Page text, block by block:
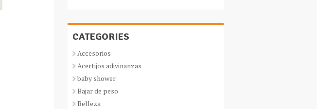
CATEGORIES
Accesorios
Acertijos adivinanzas
baby shower
Bajar de peso
Belleza